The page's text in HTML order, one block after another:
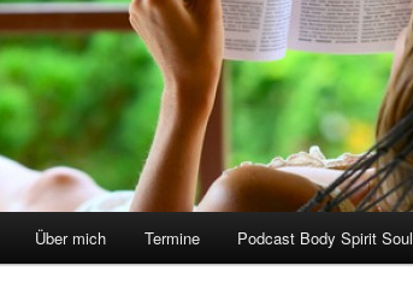
Über mich Termine Podcast Body Spirit Soul